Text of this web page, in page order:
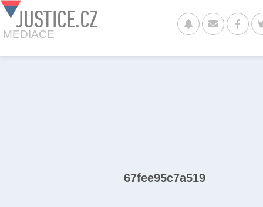
JUSTICE.CZ
MEDIACE
67fee95c7a519